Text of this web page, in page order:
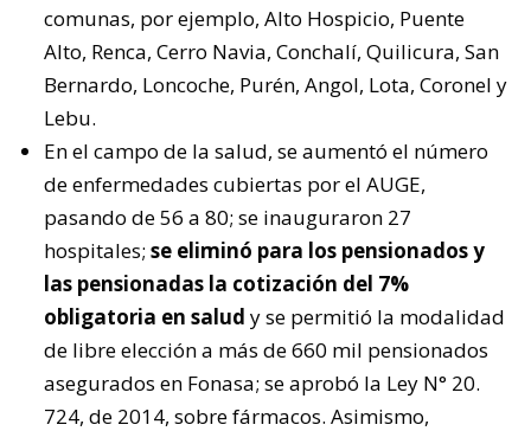
comunas, por ejemplo, Alto Hospicio, Puente
Alto, Renca, Cerro Navia, Conchalí, Quilicura, San
Bernardo, Loncoche, Purén, Angol, Lota, Coronel y
Lebu.
En el campo de la salud, se aumentó el número
de enfermedades cubiertas por el AUGE,
pasando de 56 a 80; se inauguraron 27
hospitales; se eliminó para los pensionados y
las pensionadas la cotización del 7%
obligatoria en salud y se permitió la modalidad
de libre elección a más de 660 mil pensionados
asegurados en Fonasa; se aprobó la Ley N° 20.
724, de 2014, sobre fármacos. Asimismo,